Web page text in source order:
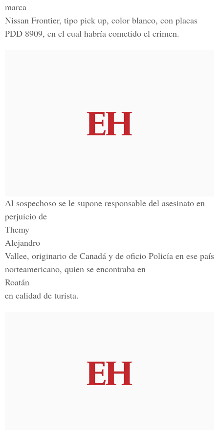
marca
Nissan Frontier, tipo pick up, color blanco, con placas
PDD 8909, en el cual habría cometido el crimen.
Al sospechoso se le supone responsable del asesinato en
perjuicio de
Themy
Alejandro
Vallee, originario de Canadá y de oficio Policía en ese país
norteamericano, quien se encontraba en
Roatán
en calidad de turista.